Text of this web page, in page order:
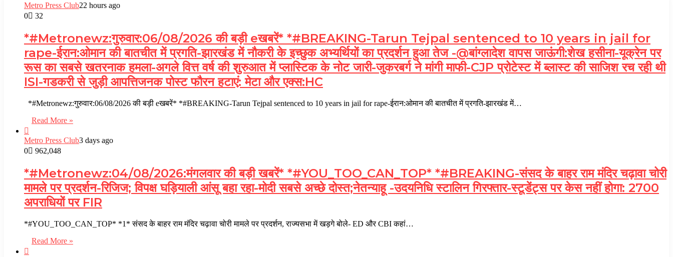
Metro Press Club22 hours ago
0
32
*#Metronewz:गुरुवार:06/08/2026 की बड़ी eखबरें* *#BREAKING-Tarun Tejpal sentenced to 10 years in jail for
rape-ईरान:ओमान की बातचीत में प्रगति-झारखंड में नौकरी के इच्छुक अभ्यर्थियों का प्रदर्शन हुआ तेज -@बांग्लादेश वापस जाऊंगी:शेख हसीना-यूक्रेन पर
रूस का सबसे खतरनाक हमला-अगले वित्त वर्ष की शुरुआत में प्लास्टिक के नोट जारी-जुकरबर्ग ने मांगी माफी-CJP प्रोटेस्ट में ब्लास्ट की साजिश रच रही थी
ISI-गडकरी से जुड़ी आपत्तिजनक पोस्ट फौरन हटाएं: मेटा और एक्स:HC
*#Metronewz:गुरुवार:06/08/2026 की बड़ी eखबरें* *#BREAKING-Tarun Tejpal sentenced to 10 years in jail for rape-ईरान:ओमान की बातचीत में प्रगति-झारखंड में…
Read More »
Metro Press Club3 days ago
0
962,048
*#Metronewz:04/08/2026:मंगलवार की बड़ी खबरें* *#YOU_TOO_CAN_TOP* *#BREAKING-संसद के बाहर राम मंदिर चढ़ावा चोरी
मामले पर प्रदर्शन-रिजिज; विपक्ष घड़ियाली आंसू बहा रहा-मोदी सबसे अच्छे दोस्त;नेतन्याहू -उदयनिधि स्टालिन गिरफ्तार-स्टूडेंट्स पर केस नहीं होगा: 2700
अपराधियों पर FIR
*#YOU_TOO_CAN_TOP* *1* संसद के बाहर राम मंदिर चढ़ावा चोरी मामले पर प्रदर्शन, राज्यसभा में खड़गे बोले- ED और CBI कहां…
Read More »